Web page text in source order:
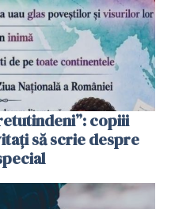
copiii
să scrie despre